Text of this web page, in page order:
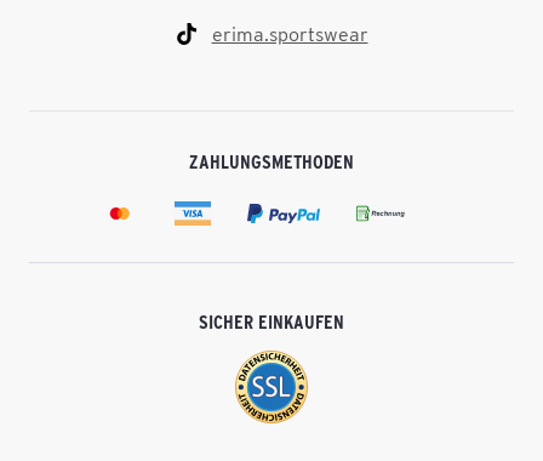
erima.sportswear
ZAHLUNGSMETHODEN
SICHER EINKAUFEN